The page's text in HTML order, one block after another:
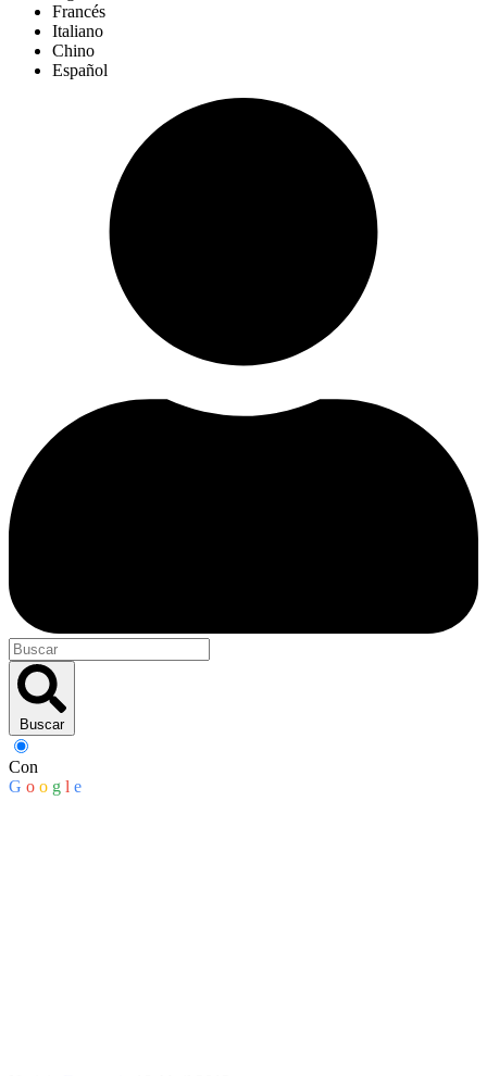
Francés
Italiano
Chino
Español
Buscar
Con
G o o g l e